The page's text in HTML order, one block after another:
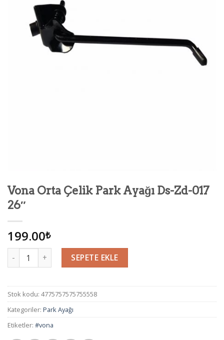
Vona Orta Çelik Park Ayağı Ds-Zd-017
26″
199.00₺
Miktar SEPETE EKLE
Stok kodu: 4775757575755558
Kategoriler: Park Ayağı
Etiketler: #vona